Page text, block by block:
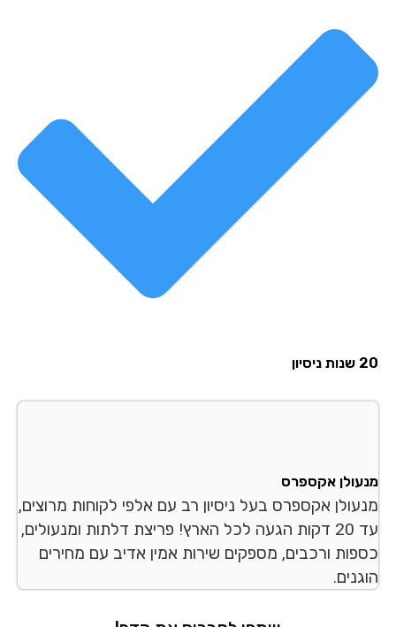
20 שנות ניסיון
מנעולן אקספרס
מנעולן אקספרס בעל ניסיון רב עם אלפי לקוחות מרוצים,
עד 20 דקות הגעה לכל הארץ! פריצת דלתות ומנעולים,
כספות ורכבים, מספקים שירות אמין אדיב עם מחירים
הוגנים.